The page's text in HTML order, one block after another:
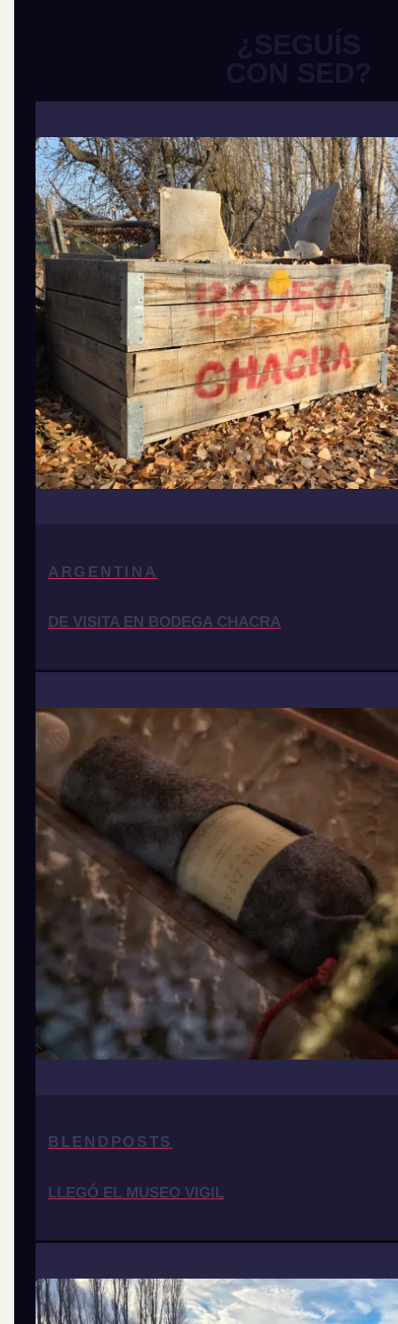
¿SEGUÍS
CON SED?
ARGENTINA
DE VISITA EN BODEGA CHACRA
BLENDPOSTS
LLEGÓ EL MUSEO VIGIL